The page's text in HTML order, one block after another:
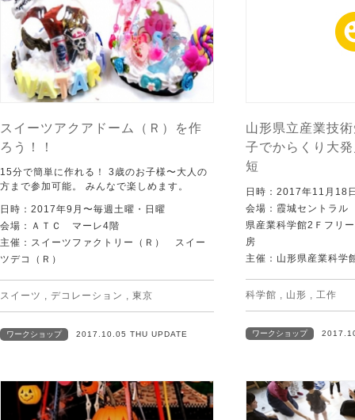
スイーツアクアドーム（Ｒ）を作
ろう！！
15分で簡単に作れる！ 3歳のお子様〜大人の
方まで参加可能。 みんなで楽しめます。
日時：2017年9月〜毎週土曜・日曜
会場：ＡＴＣ マーレ4階
主催：スイーツファクトリー（Ｒ） スイー
ツデコ（Ｒ）
スイーツ , デコレーション , 東京
ワークショップ 2017.10.05 THU UPDATE
山形県立産業技
子でからくり大
短
日時：2017年11月18
会場：霞城セントラ
県産業科学館2Ｆフリ
房
主催：山形県産業科学
科学館 , 山形 , 工作
ワークショップ